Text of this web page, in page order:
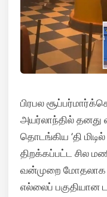
பிரபல
அயர்லாந்தில் தனது
தொடங்கிய ‘தி
திறக்கப்பட்ட சில
வன்முறை மோதலாக
எல்லைப் பகுதியான